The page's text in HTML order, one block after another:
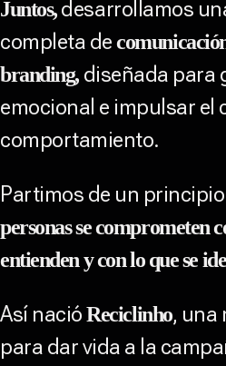
Juntos,desarrollamos
completa de
branding, diseñada para
emocional e impulsar el
comportamiento.
Partimos de un
personas se comprometen
entienden y con lo que se
Así nacióReciclinho, una
para dar vida a la